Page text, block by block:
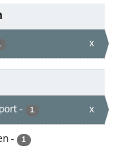
x
- 1 x
- 1